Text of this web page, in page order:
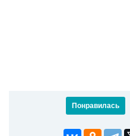
Понравилась